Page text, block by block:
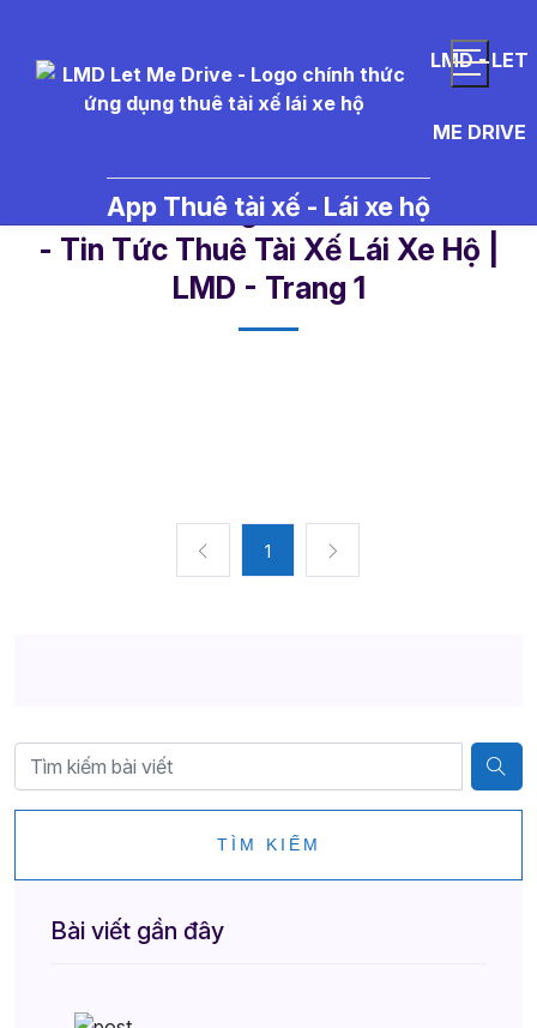
LMD - LET
ME DRIVE
App Thuê tài xế - Lái xe hộ
- Tin Tức Thuê Tài Xế Lái Xe Hộ |
LMD - Trang 1​
1
TÌM KIẾM
Bài viết gần đây